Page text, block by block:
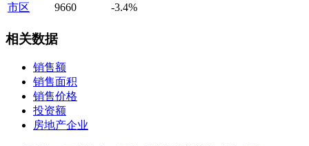
市区
9660 -3.4%
相关数据
销售额
销售面积
销售价格
投资额
房地产企业